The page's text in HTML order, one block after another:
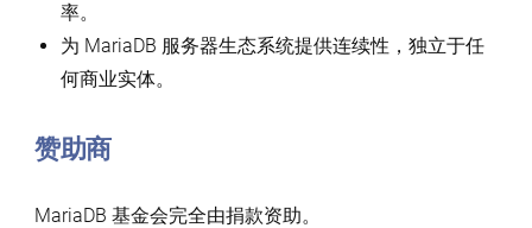
率。
为 MariaDB 服务器生态系统提供连续性，独立于任
何商业实体。
赞助商
MariaDB 基金会完全由捐款资助。